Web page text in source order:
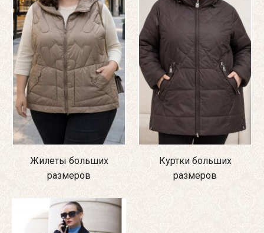
Жилеты больших
размеров
Куртки больших
размеров